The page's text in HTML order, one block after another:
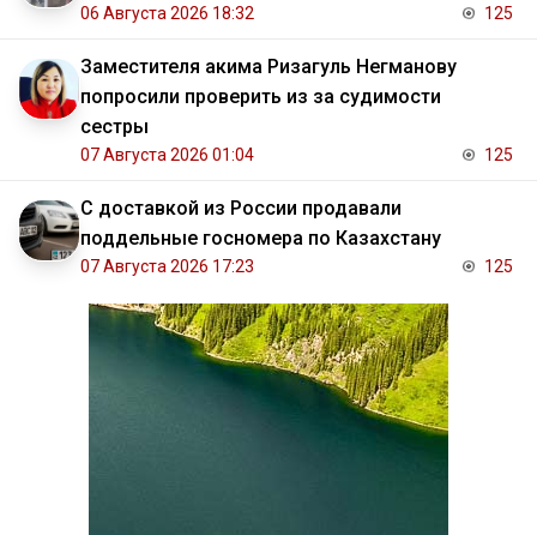
06 Августа 2026 18:32 125
Заместителя акима Ризагуль Негманову
попросили проверить из за судимости
сестры
07 Августа 2026 01:04 125
С доставкой из России продавали
поддельные госномера по Казахстану
07 Августа 2026 17:23 125